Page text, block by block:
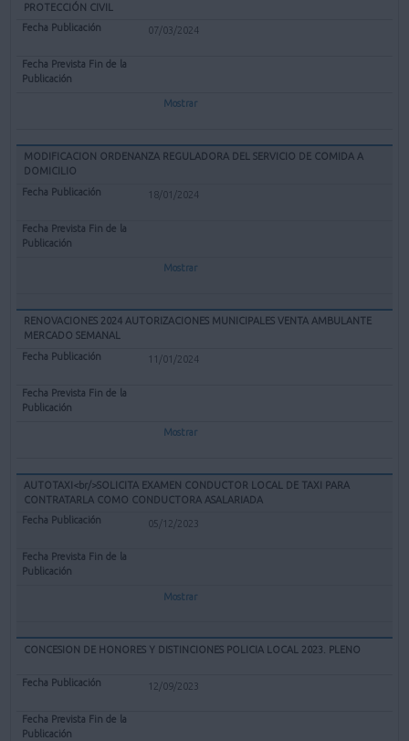
PROTECCIÓN CIVIL
07/03/2024
Mostrar
MODIFICACION ORDENANZA REGULADORA DEL SERVICIO DE COMIDA A
DOMICILIO
18/01/2024
Mostrar
RENOVACIONES 2024 AUTORIZACIONES MUNICIPALES VENTA AMBULANTE
MERCADO SEMANAL
11/01/2024
Mostrar
AUTOTAXI<br/>SOLICITA EXAMEN CONDUCTOR LOCAL DE TAXI PARA
CONTRATARLA COMO CONDUCTORA ASALARIADA
05/12/2023
Mostrar
CONCESION DE HONORES Y DISTINCIONES POLICIA LOCAL 2023. PLENO
12/09/2023